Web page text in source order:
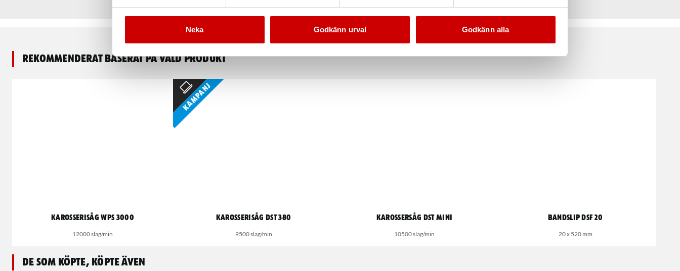
Neka Godkänn urval Godkänn alla
Rekommenderat baserat på vald produkt
Karosserisåg WPS 3000
12000 slag/min
Kampanj
Karosserisåg DST 380
9500 slag/min
Karossersåg DST Mini
10500 slag/min
Bandslip DSF 20
20 x 520 mm
De som köpte, köpte även